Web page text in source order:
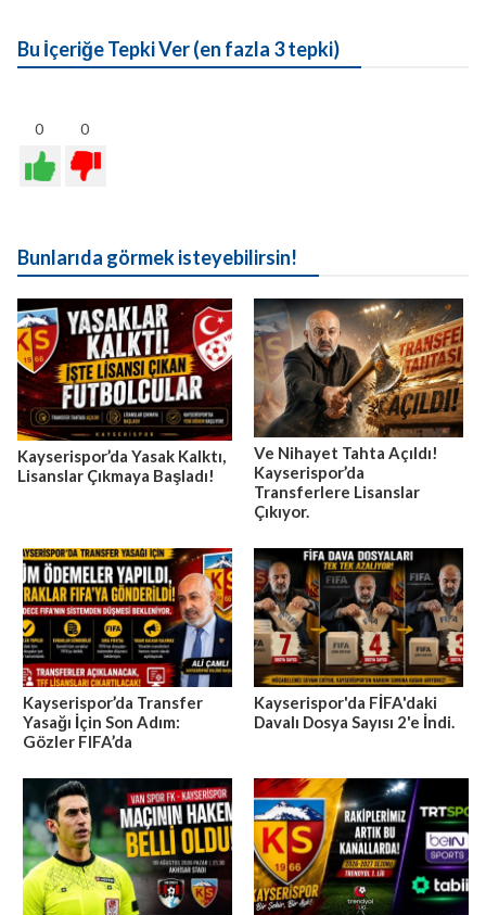
Bu İçeriğe Tepki Ver (en fazla 3 tepki)
0 0
Bunlarıda görmek isteyebilirsin!
Kayserispor’da Yasak Kalktı,
Lisanslar Çıkmaya Başladı!
Ve Nihayet Tahta Açıldı!
Kayserispor’da
Transferlere Lisanslar
Çıkıyor.
Kayserispor’da Transfer
Yasağı İçin Son Adım:
Gözler FIFA’da
Kayserispor'da FİFA'daki
Davalı Dosya Sayısı 2'e İndi.